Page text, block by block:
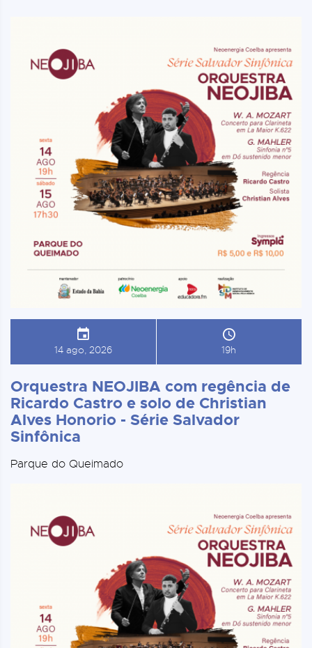
14 ago, 2026 19h
Orquestra NEOJIBA com regência de
Ricardo Castro e solo de Christian
Alves Honorio - Série Salvador
Sinfônica
Parque do Queimado